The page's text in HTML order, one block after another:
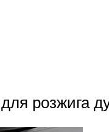
розжига